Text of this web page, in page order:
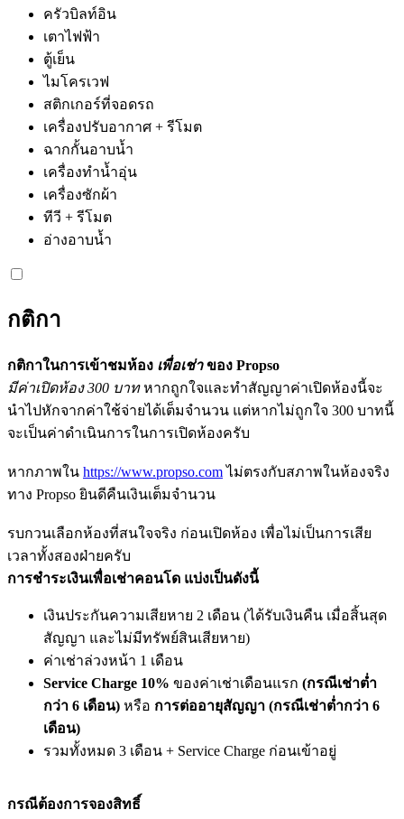
ครัวบิลท์อิน
เตาไฟฟ้า
ตู้เย็น
ไมโครเวฟ
สติกเกอร์ที่จอดรถ
เครื่องปรับอากาศ + รีโมต
ฉากกั้นอาบน้ำ
เครื่องทำน้ำอุ่น
เครื่องซักผ้า
ทีวี + รีโมต
อ่างอาบน้ำ
กติกา
กติกาในการเข้าชมห้อง เพื่อเช่าของ Propso
มีค่าเปิดห้อง 300 บาทหากถูกใจและทำสัญญาค่าเปิดห้องนี้จะ
นำไปหักจากค่าใช้จ่ายได้เต็มจำนวน แต่หากไม่ถูกใจ 300 บาทนี้
จะเป็นค่าดำเนินการในการเปิดห้องครับ
หากภาพใน https://www.propso.com ไม่ตรงกับสภาพในห้องจริง
ทาง Propso ยินดีคืนเงินเต็มจำนวน
รบกวนเลือกห้องที่สนใจจริง ก่อนเปิดห้อง เพื่อไม่เป็นการเสีย
เวลาทั้งสองฝ่ายครับ
การชำระเงินเพื่อเช่าคอนโด แบ่งเป็นดังนี้
เงินประกันความเสียหาย 2 เดือน (ได้รับเงินคืน เมื่อสิ้นสุด
สัญญา และไม่มีทรัพย์สินเสียหาย)
ค่าเช่าล่วงหน้า 1 เดือน
Service Charge 10% ของค่าเช่าเดือนแรก (กรณีเช่าต่ำ
กว่า 6 เดือน) หรือ การต่ออายุสัญญา (กรณีเช่าต่ำกว่า 6
เดือน)
รวมทั้งหมด 3 เดือน + Service Charge ก่อนเข้าอยู่
กรณีต้องการจองสิทธิ์